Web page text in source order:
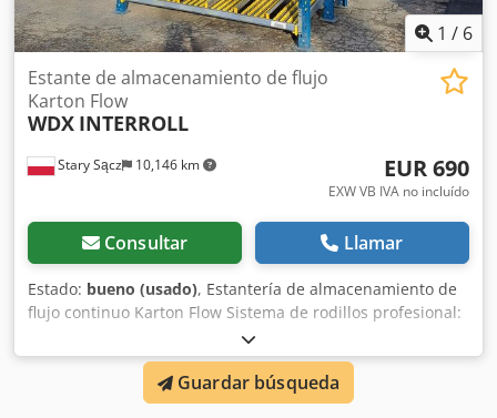
1 / 6
Stary Sącz 10,146 km
Estante de almacenamiento de flujo
Karton Flow
WDX INTERROLL
EUR 690
EXW VB IVA no incluído
Consultar Llamar
Estado: bueno (usado), Estantería de almacenamiento de
flujo continuo Karton Flow Sistema de rodillos profesional:
INTERROLL Incluye cinco estantes con rodillos, cada uno
de dimensiones: 200 x 130 cm Posibilidad de configuración
para adaptarse a diferentes anchos de cajas. Dimensiones
totales de la estantería: 230 x 135 cm, altura 285 cm
Guardar búsqueda